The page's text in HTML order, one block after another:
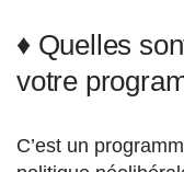
♦ Quelles
votre
C’est un